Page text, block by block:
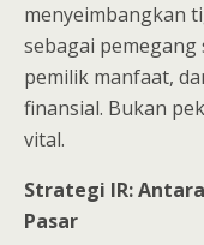
menyeimbangkan
sebagai
pemilik manfaat,
finansial. Bukan
vital.
Strategi IR:
Pasar